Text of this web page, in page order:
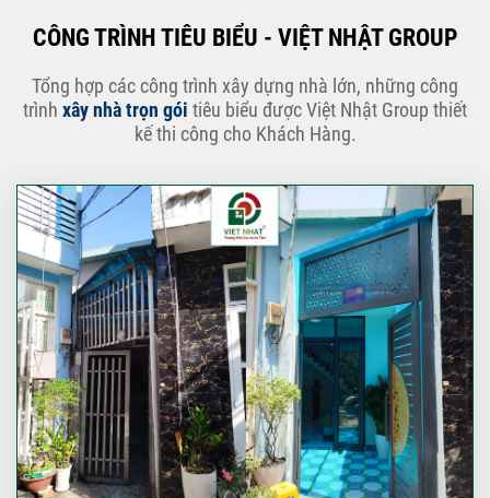
CÔNG TRÌNH TIÊU BIỂU - VIỆT NHẬT GROUP
Tổng hợp các công trình xây dựng nhà lớn, những công
trình xây nhà trọn gói tiêu biểu được Việt Nhật Group thiết
kế thi công cho Khách Hàng.